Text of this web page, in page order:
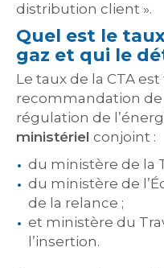
distribution client ».
Quel est le
gaz et qui le
Le taux de la CTA
recommandation
régulation de
ministériel conjoint :
du ministère de la
du ministère de
de la relance ;
et ministère du
l’insertion.